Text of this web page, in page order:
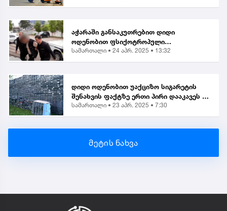
აჭარაში განსაკუთრებით დიდი
ოდენობით ფსიქოტროპული
ნივთიერების შეძენა-შენახვისა და
სამართალი • 24 აპრ. 2025 • 13:32
დიდი ოდენობით უაქციზო სიგარეტის
შენახვის ფაქტზე ერთი პირი დააკავეს |
საგამოძიებო
სამართალი • 23 აპრ. 2025 • 7:30
მეტის ნახვა